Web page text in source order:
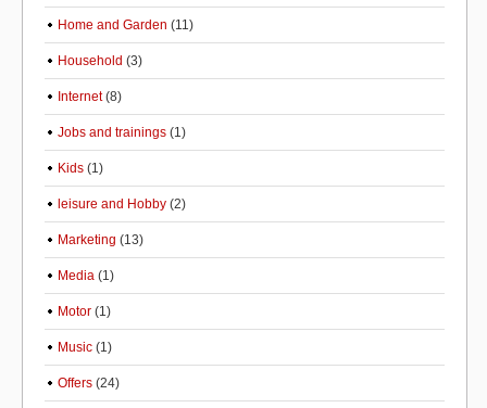
Home and Garden (11)
Household (3)
Internet(8)
Jobs and trainings (1)
Kids (1)
leisure and Hobby (2)
Marketing (13)
Media (1)
Motor (1)
Music (1)
Offers (24)